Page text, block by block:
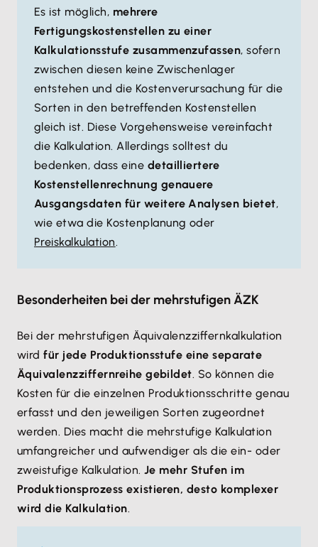
Es ist möglich, mehrere
Fertigungskostenstellen zu einer
Kalkulationsstufe zusammenzufassen, sofern
zwischen diesen keine Zwischenlager
entstehen und die Kostenverursachung für die
Sorten in den betreffenden Kostenstellen
gleich ist. Diese Vorgehensweise vereinfacht
die Kalkulation. Allerdings solltest du
bedenken, dass eine detailliertere
Kostenstellenrechnung genauere
Ausgangsdaten für weitere Analysen bietet,
wie etwa die Kostenplanung oder
Preiskalkulation.
Besonderheiten bei der mehrstufigen ÄZK
Bei der mehrstufigen Äquivalenzziffernkalkulation
wirdfür jede Produktionsstufe eine separate
Äquivalenzziffernreihe gebildet. So können die
Kosten für die einzelnen Produktionsschritte genau
erfasst und den jeweiligen Sorten zugeordnet
werden. Dies macht die mehrstufige Kalkulation
umfangreicher und aufwendiger als die ein- oder
zweistufige Kalkulation. Je mehr Stufen im
Produktionsprozess existieren, desto komplexer
wird die Kalkulation.